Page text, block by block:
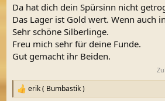
:
Da hat dich dein Spürsinn nicht
Das Lager ist Gold wert. Wenn auch
Sehr schöne Silberlinge.
Freu mich sehr für deine Funde.
Gut gemacht ihr Beiden.
R
erik ( Bumbastik )